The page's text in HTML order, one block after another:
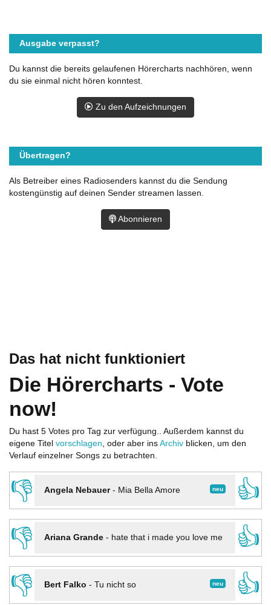
Das hat nicht funktioniert
Die Hörercharts - Vote
now!
Du hast 5 Votes pro Tag zur verfügung.. Außerdem kannst du
eigene Titel vorschlagen, oder aber ins Archiv blicken, um den
Verlauf einzelner Songs zu betrachten.
👎 neu
Angela Nebauer- Mia Bella Amore
👍
👎
Ariana Grande- hate that i made you love me
👍
👎
neu
Bert Falko - Tu nicht so
👍
Ausgabe verpasst?
Du kannst die bereits gelaufenen Hörercharts nachhören, wenn
du sie einmal nicht hören konntest.
Zu den Aufzeichnungen
Übertragen?
Als Betreiber eines Radiosenders kannst du die Sendung
kostengünstig auf deinen Sender streamen lassen.
Abonnieren